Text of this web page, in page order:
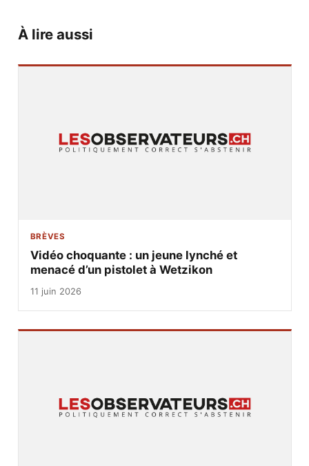
À lire aussi
BRÈVES
Vidéo choquante : un jeune lynché et
menacé d’un pistolet à Wetzikon
11 juin 2026